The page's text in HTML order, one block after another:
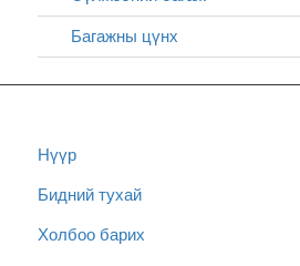
Багажны цүнх
Нүүр
Бидний тухай
Холбоо барих